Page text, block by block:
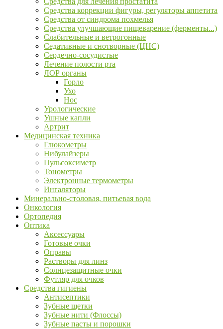
Средства коррекции фигуры, регуляторы аппетита
Средства от синдрома похмелья
Средства улучшающие пищеварение (ферменты...)
Слабительные и ветрогонные
Седативные и снотворные (ЦНС)
Сердечно-сосудистые
Лечение полости рта
ЛОР органы
Горло
Ухо
Нос
Урологические
Ушные капли
Артрит
Медицинская техника
Глюкометры
Нибулайзеры
Пульсоксиметр
Тонометры
Электронные термометры
Ингаляторы
Минерально-столовая, питьевая вода
Онкология
Ортопедия
Оптика
Аксессуары
Готовые очки
Оправы
Растворы для линз
Солнцезащитные очки
Футляр для очков
Средства гигиены
Антисептики
Зубные щетки
Зубные нити (Флоссы)
Зубные пасты и порошки